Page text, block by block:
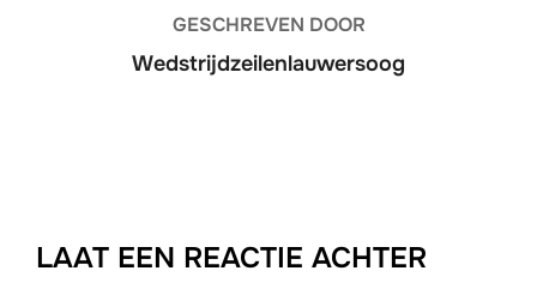
GESCHREVEN DOOR
Wedstrijdzeilenlauwersoog
LAAT EEN REACTIE ACHTER